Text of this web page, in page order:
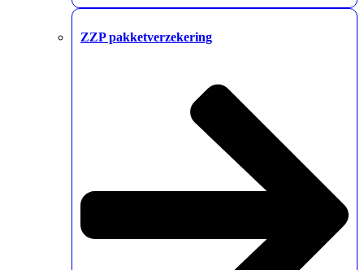
ZZP pakketverzekering